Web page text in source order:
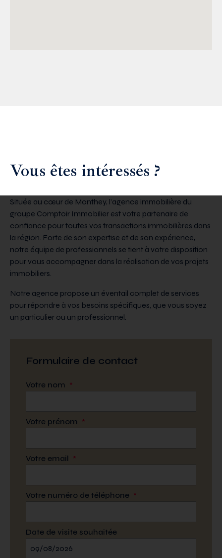
Vous êtes intéressés ?
Située au cœur de Monthey, l’agence immobilière du
groupe Comptoir Immobilier est votre partenaire de
confiance pour toutes vos transactions immobilières dans
la région. Forte de son expertise et de son expérience,
notre équipe de professionnels se tient à votre disposition
pour vous accompagner dans la réalisation de vos projets
immobiliers.
Notre agence propose un éventail complet de services
pour répondre à vos besoins spécifiques, que vous soyez
un particulier ou un professionnel.
Formulaire de contact
Votre nom *
Votre prénom *
Votre email *
Votre numéro de téléphone *
Date de visite souhaitée